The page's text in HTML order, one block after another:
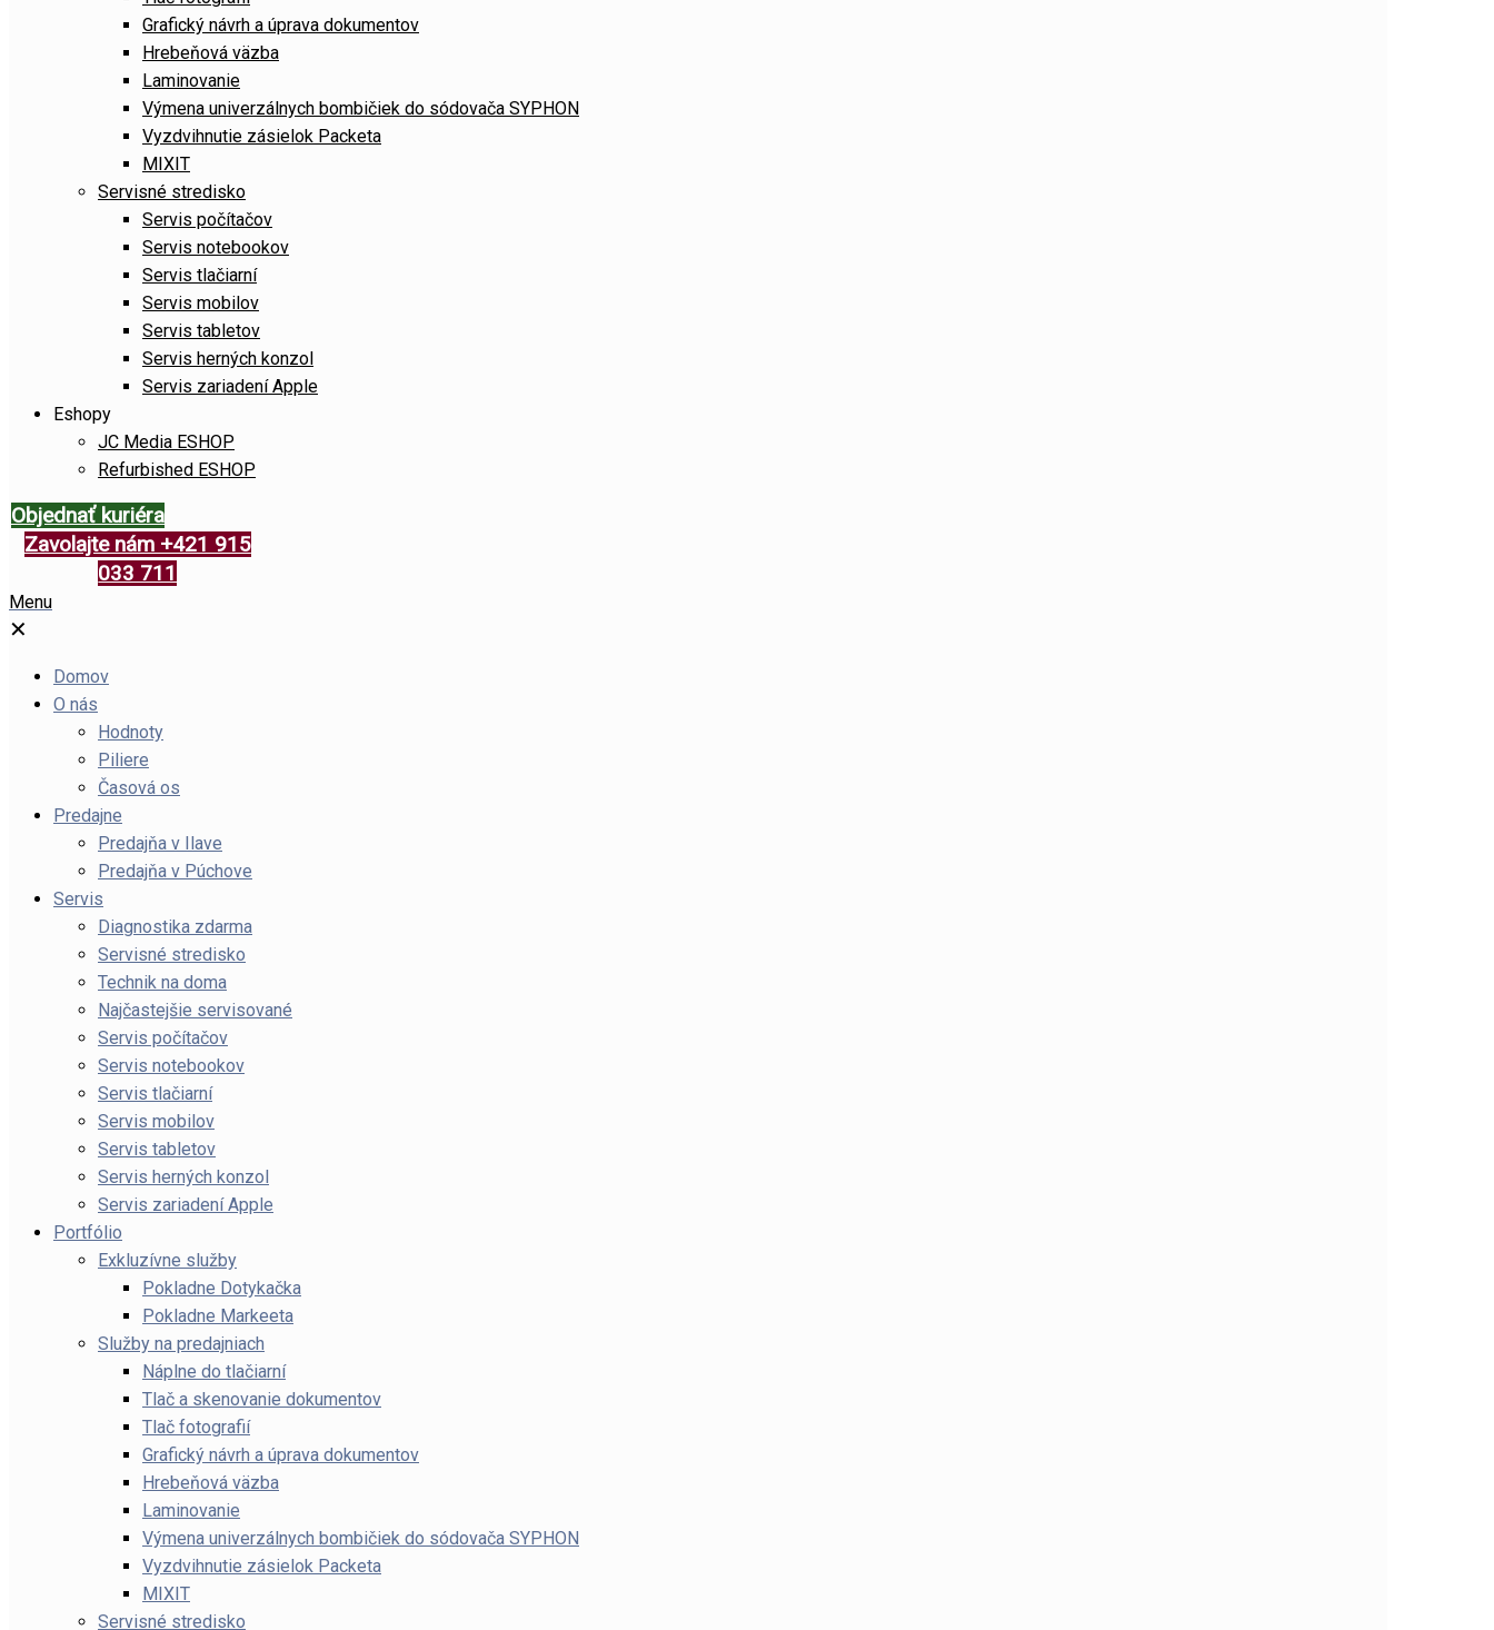
Grafický návrh a úprava dokumentov
Hrebeňová väzba
Laminovanie
Výmena univerzálnych bombičiek do sódovača SYPHON
Vyzdvihnutie zásielok Packeta
MIXIT
Servisné stredisko
Servis počítačov
Servis notebookov
Servis tlačiarní
Servis mobilov
Servis tabletov
Servis herných konzol
Servis zariadení Apple
Eshopy
JC Media ESHOP
Refurbished ESHOP
Objednať kuriéra
Zavolajte nám +421 915
033 711
Menu
✕
Domov
O nás
Hodnoty
Piliere
Časová os
Predajne
Predajňa v Ilave
Predajňa v Púchove
Servis
Diagnostika zdarma
Servisné stredisko
Technik na doma
Najčastejšie servisované
Servis počítačov
Servis notebookov
Servis tlačiarní
Servis mobilov
Servis tabletov
Servis herných konzol
Servis zariadení Apple
Portfólio
Exkluzívne služby
Pokladne Dotykačka
Pokladne Markeeta
Služby na predajniach
Náplne do tlačiarní
Tlač a skenovanie dokumentov
Tlač fotografií
Grafický návrh a úprava dokumentov
Hrebeňová väzba
Laminovanie
Výmena univerzálnych bombičiek do sódovača SYPHON
Vyzdvihnutie zásielok Packeta
MIXIT
Servisné stredisko